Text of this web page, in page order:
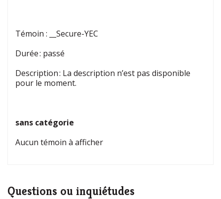
Témoin :
__Secure-YEC
Durée : passé
Description : La description n’est pas disponible
pour le moment.
sans catégorie
Aucun témoin à afficher
Questions ou inquiétudes